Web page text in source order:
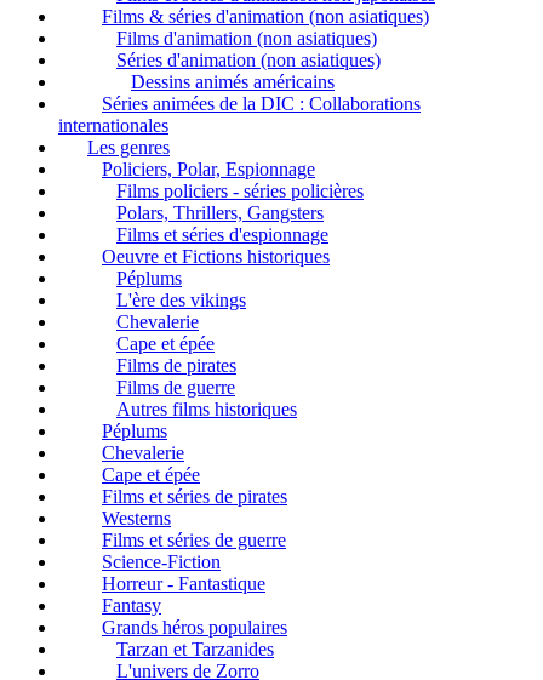
Films & séries d'animation (non asiatiques)
Films d'animation (non asiatiques)
Séries d'animation (non asiatiques)
Dessins animés américains
Séries animées de la DIC : Collaborations
internationales
Les genres
Policiers, Polar, Espionnage
Films policiers - séries policières
Polars, Thrillers, Gangsters
Films et séries d'espionnage
Oeuvre et Fictions historiques
Péplums
L'ère des vikings
Chevalerie
Cape et épée
Films de pirates
Films de guerre
Autres films historiques
Péplums
Chevalerie
Cape et épée
Films et séries de pirates
Westerns
Films et séries de guerre
Science-Fiction
Horreur - Fantastique
Fantasy
Grands héros populaires
Tarzan et Tarzanides
L'univers de Zorro